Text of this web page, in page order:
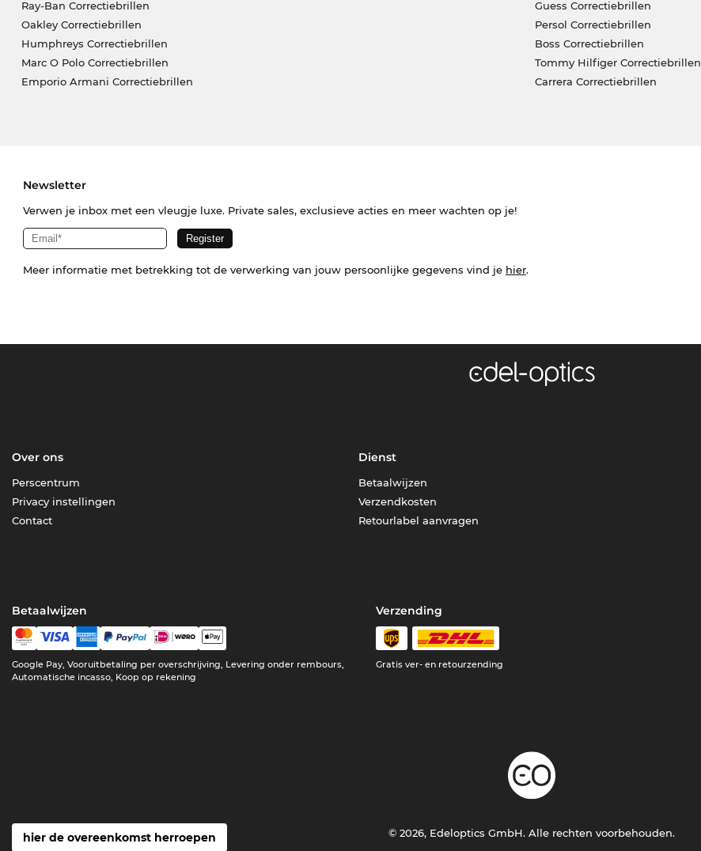
Ray-Ban Correctiebrillen
Oakley Correctiebrillen
Humphreys Correctiebrillen
Marc O Polo Correctiebrillen
Emporio Armani Correctiebrillen
Guess Correctiebrillen
Persol Correctiebrillen
Boss Correctiebrillen
Tommy Hilfiger Correctiebrillen
Carrera Correctiebrillen
Newsletter
Verwen je inbox met een vleugje luxe. Private sales, exclusieve acties en meer wachten op je!
Meer informatie met betrekking tot de verwerking van jouw persoonlijke gegevens vind je hier.
Over ons
Perscentrum
Privacy instellingen
Contact
Dienst
Betaalwijzen
Verzendkosten
Retourlabel aanvragen
Betaalwijzen
Google Pay, Vooruitbetaling per overschrijving, Levering onder rembours,
Automatische incasso, Koop op rekening
Verzending
Gratis ver- en retourzending
hier de overeenkomst herroepen © 2026, Edeloptics GmbH. Alle rechten voorbehouden.